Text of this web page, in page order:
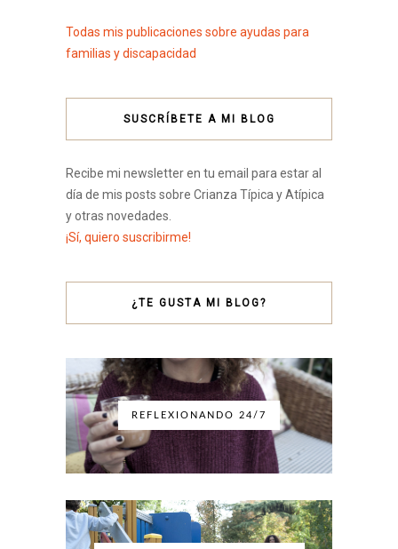
Todas mis publicaciones sobre ayudas para
familias y discapacidad
SUSCRÍBETE A MI BLOG
Recibe mi newsletter en tu email para estar al
día de mis posts sobre Crianza Típica y Atípica
y otras novedades.
¡Sí, quiero suscribirme!
¿TE GUSTA MI BLOG?
REFLEXIONANDO 24/7